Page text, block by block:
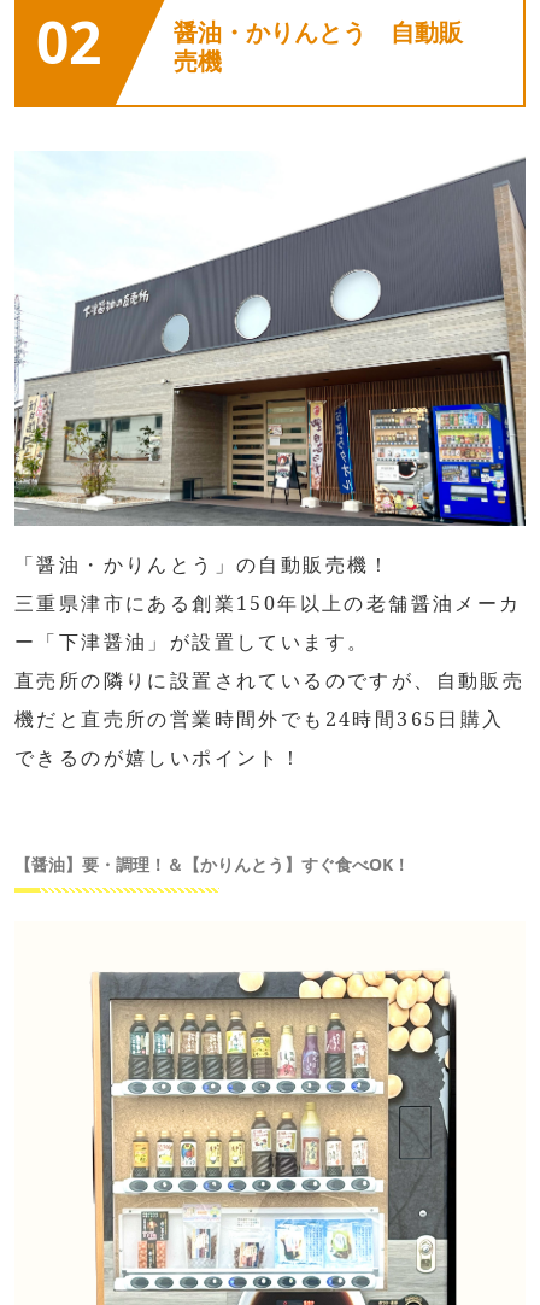
02
醤油・かりんとう 自動販
売機
「醤油・かりんとう」の自動販売機！
三重県津市にある創業150年以上の老舗醤油メーカ
ー「下津醤油」が設置しています。
直売所の隣りに設置されているのですが、自動販売
機だと直売所の営業時間外でも24時間365日購入
できるのが嬉しいポイント！
【醤油】要・調理！＆【かりんとう】すぐ食べOK！